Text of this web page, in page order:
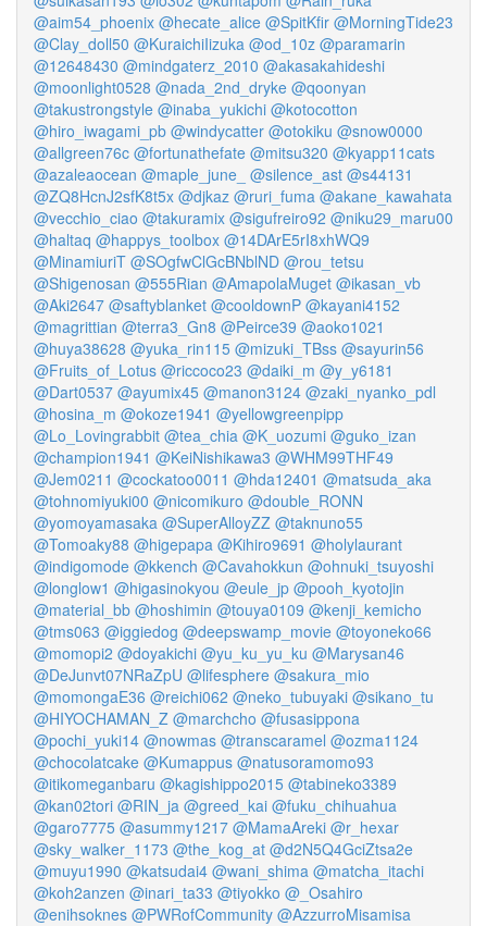
@aim54_phoenix @hecate_alice @SpitKfir @MorningTide23
@Clay_doll50 @KuraichiIizuka @od_10z @paramarin
@12648430 @mindgaterz_2010 @akasakahideshi
@moonlight0528 @nada_2nd_dryke @qoonyan
@takustrongstyle @inaba_yukichi @kotocotton
@hiro_iwagami_pb @windycatter @otokiku @snow0000
@allgreen76c @fortunathefate @mitsu320 @kyapp11cats
@azaleaocean @maple_june_ @silence_ast @s44131
@ZQ8HcnJ2sfK8t5x @djkaz @ruri_fuma @akane_kawahata
@vecchio_ciao @takuramix @sigufreiro92 @niku29_maru00
@haltaq @happys_toolbox @14DArE5rI8xhWQ9
@MinamiuriT @SOgfwClGcBNblND @rou_tetsu
@Shigenosan @555Rian @AmapolaMuget @ikasan_vb
@Aki2647 @saftyblanket @cooldownP @kayani4152
@magrittian @terra3_Gn8 @Peirce39 @aoko1021
@huya38628 @yuka_rin115 @mizuki_TBss @sayurin56
@Fruits_of_Lotus @riccoco23 @daiki_m @y_y6181
@Dart0537 @ayumix45 @manon3124 @zaki_nyanko_pdl
@hosina_m @okoze1941 @yellowgreenpipp
@Lo_Lovingrabbit @tea_chia @K_uozumi @guko_izan
@champion1941 @KeiNishikawa3 @WHM99THF49
@Jem0211 @cockatoo0011 @hda12401 @matsuda_aka
@tohnomiyuki00 @nicomikuro @double_RONN
@yomoyamasaka @SuperAlloyZZ @taknuno55
@Tomoaky88 @higepapa @Kihiro9691 @holylaurant
@indigomode @kkench @Cavahokkun @ohnuki_tsuyoshi
@longlow1 @higasinokyou @eule_jp @pooh_kyotojin
@material_bb @hoshimin @touya0109 @kenji_kemicho
@tms063 @iggiedog @deepswamp_movie @toyoneko66
@momopi2 @doyakichi @yu_ku_yu_ku @Marysan46
@DeJunvt07NRaZpU @lifesphere @sakura_mio
@momongaE36 @reichi062 @neko_tubuyaki @sikano_tu
@HIYOCHAMAN_Z @marchcho @fusasippona
@pochi_yuki14 @nowmas @transcaramel @ozma1124
@chocolatcake @Kumappus @natusoramomo93
@itikomeganbaru @kagishippo2015 @tabineko3389
@kan02tori @RIN_ja @greed_kai @fuku_chihuahua
@garo7775 @asummy1217 @MamaAreki @r_hexar
@sky_walker_1173 @the_kog_at @d2N5Q4GciZtsa2e
@muyu1990 @katsudai4 @wani_shima @matcha_itachi
@koh2anzen @inari_ta33 @tiyokko @_Osahiro
@enihsoknes @PWRofCommunity @AzzurroMisamisa